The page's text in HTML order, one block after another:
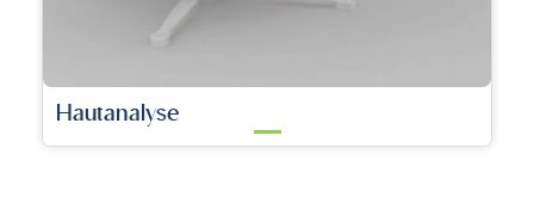
KTP-Laser